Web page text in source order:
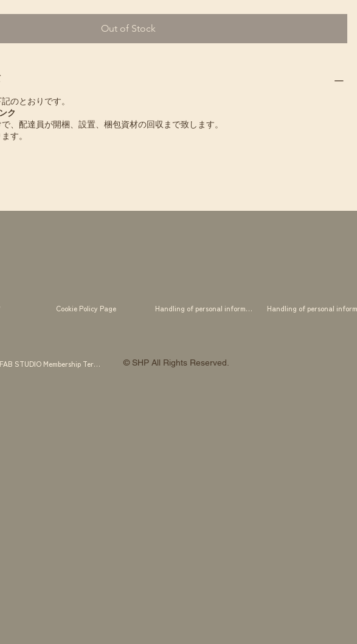
Out of Stock
のとおりです。
ク
、配達員が開梱、設置、梱包資材の回収まで致します。
す。
Cookie Policy Page Handling of personal information
SHP OTOWA FAB STUDIO Membership Terms and Conditions © SHP All Rights Reserved.